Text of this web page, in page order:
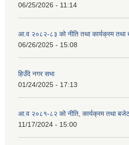
06/25/2026 - 11:14
आ.व २०८२-८३ को नीति तथा कार्यक्रम तथा
06/26/2025 - 15:08
हिउँदे नगर सभा
01/24/2025 - 17:13
आ.व २०८१-८२ को नीति, कार्यक्रम तथा
11/17/2024 - 15:00